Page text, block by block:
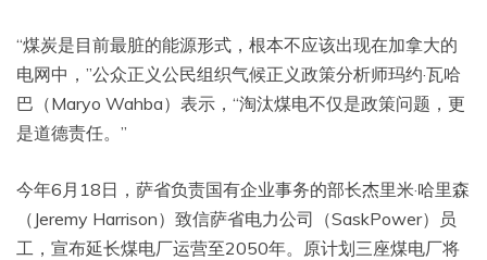
“煤炭是目前最脏的能源形式，根本不应该出现在加拿大的
电网中，”公众正义公民组织气候正义政策分析师玛约·瓦哈
巴（Maryo Wahba）表示，“淘汰煤电不仅是政策问题，更
是道德责任。”
今年6月18日，萨省负责国有企业事务的部长杰里米·哈里森
（Jeremy Harrison）致信萨省电力公司（SaskPower）员
工，宣布延长煤电厂运营至2050年。原计划三座煤电厂将